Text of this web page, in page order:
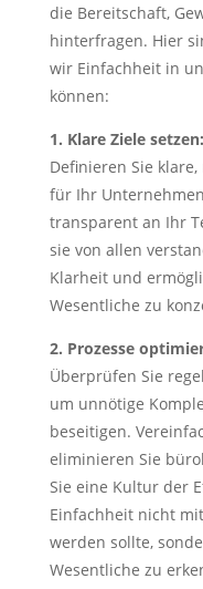
die Bereitschaft,
hinterfragen. Hier
wir Einfachheit in
können:
1. Klare Ziele setzen:
Definieren Sie
für Ihr
transparent an Ihr
sie von allen
Klarheit und
Wesentliche zu
2. Prozesse
Überprüfen Sie
um unnötige
beseitigen.
eliminieren Sie
Sie eine Kultur der
Einfachheit nicht
werden sollte,
Wesentliche zu